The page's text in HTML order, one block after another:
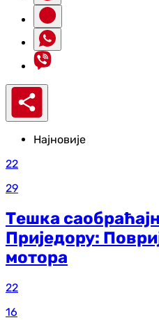
Најновије
22
29
Тешка
Приједору:
мотора
22
16